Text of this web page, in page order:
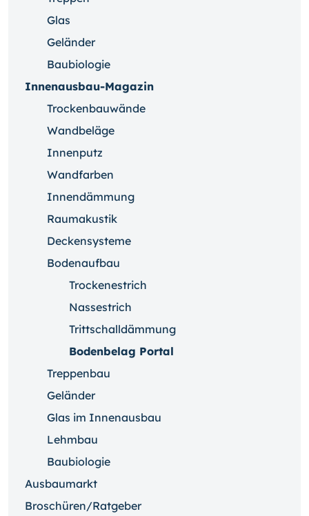
Glas
Geländer
Baubiologie
Innenausbau-Magazin
Trockenbauwände
Wandbeläge
Innenputz
Wandfarben
Innendämmung
Raumakustik
Deckensysteme
Bodenaufbau
Trockenestrich
Nassestrich
Trittschalldämmung
Bodenbelag Portal
Treppenbau
Geländer
Glas im Innenausbau
Lehmbau
Baubiologie
Ausbaumarkt
Broschüren/Ratgeber